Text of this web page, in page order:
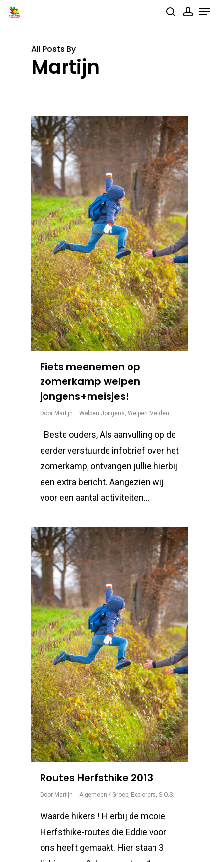
Skip
All Posts By
Martijn
Fiets meenemen op
zomerkamp welpen
jongens+meisjes!
Door Martijn Welpen Jongens, Welpen Meiden
Beste ouders, Als aanvulling op de
eerder verstuurde infobrief over het
zomerkamp, ontvangen jullie hierbij
een extra bericht. Aangezien wij
voor een aantal activiteiten…
Routes Herfsthike 2013
Door Martijn Algemeen / Groep, Explorers, S.O.S.
Waarde hikers ! Hierbij de mooie
Herfsthike-routes die Eddie voor
ons heeft gemaakt. Hier staan 3